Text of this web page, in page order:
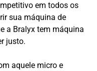
em todos os
sua máquina de
a Bralyx tem máquina
justo.
aquele micro e